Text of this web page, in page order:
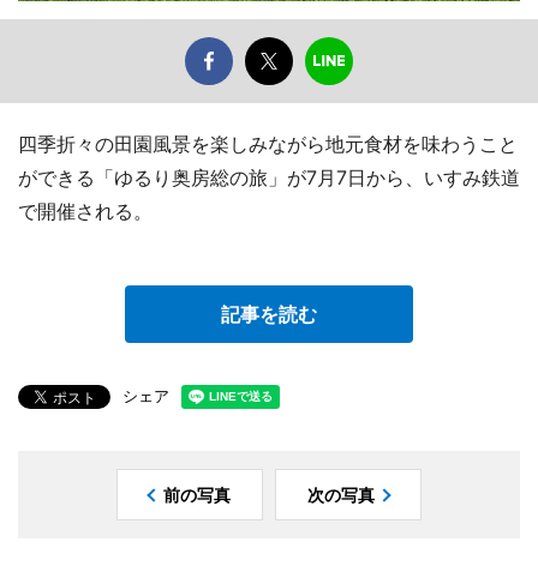
四季折々の田園風景を楽しみながら地元食材を味わうこと
ができる「ゆるり奥房総の旅」が7月7日から、いすみ鉄道
で開催される。
記事を読む
シェア
前の写真 次の写真